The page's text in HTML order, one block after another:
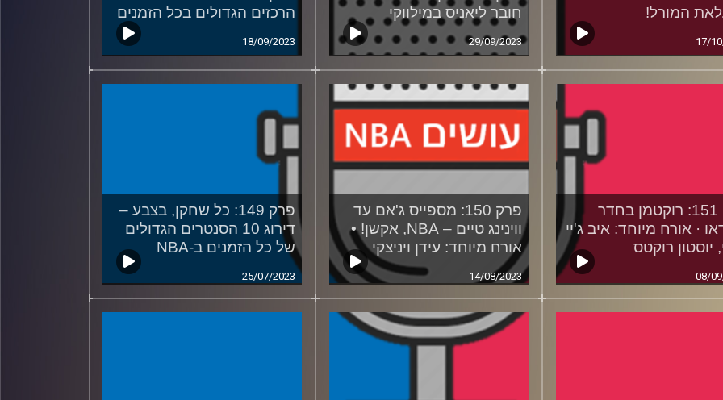
המורל!
17/
חובר ליאניס במילווקי
29/09/2023
הרכזים הגדולים בכל הזמנים
18/09/2023
פרק 151: רוקטמן בחדר
· אורח מיוחד: איב ג'יי
יוסטון רוקטס
08/
פרק 150: מספייס ג'אם עד
ווינינג טיים – NBA, אקשן! •
אורח מיוחד: עידן ויניצקי
14/08/2023
פרק 149: כל שחקן, בצבע –
דירוג 10 הסנטרים הגדולים
של כל הזמנים ב-NBA
25/07/2023